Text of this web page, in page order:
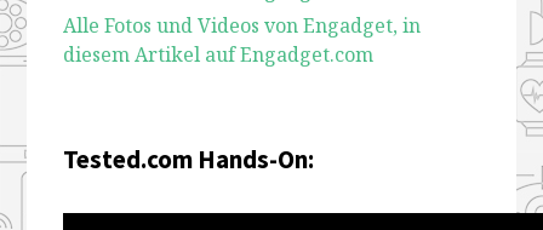
Alle Fotos und Videos von Engadget, in
diesem Artikel auf Engadget.com
Tested.com Hands-On: